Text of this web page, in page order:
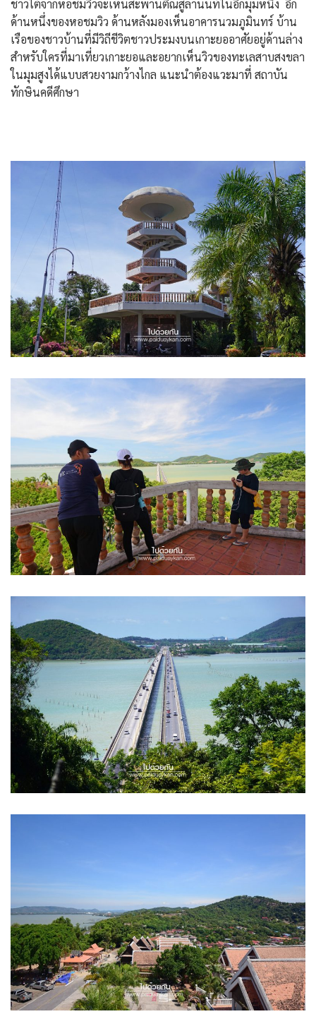
ชาวใต้จากหอชมวิวจะเห็นสะพานติณสูลานนท์ในอีกมุมหนึ่ง อีก
ด้านหนึ่งของหอชมวิว ด้านหลังมองเห็นอาคารนวมภูมินทร์ บ้าน
เรือของชาวบ้านที่มีวิถีชีวิตชาวประมงบนเกาะยออาศัยอยู่ด้านล่าง
สำหรับใครที่มาเที่ยวเกาะยอและอยากเห็นวิวของทะเลสาบสงขลา
ในมุมสูงได้แบบสวยงามกว้างไกล แนะนำต้องแวะมาที่ สถาบัน
ทักษินคดีศึกษา